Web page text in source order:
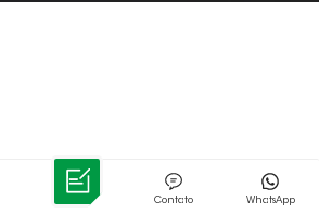
WhatsApp
Contato